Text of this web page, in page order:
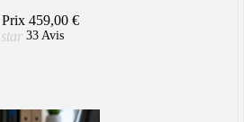
Prix 459,00 €
star 33 Avis